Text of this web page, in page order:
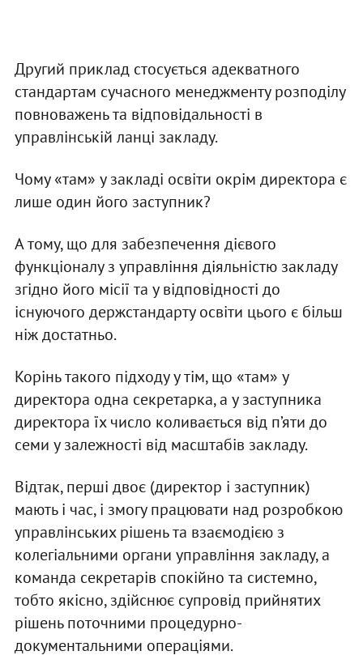
Другий приклад стосується адекватного
стандартам сучасного менеджменту розподілу
повноважень та відповідальності в
управлінській ланці закладу.
Чому «там» у закладі освіти окрім директора є
лише один його заступник?
А тому, що для забезпечення дієвого
функціоналу з управління діяльністю закладу
згідно його місії та у відповідності до
існуючого держстандарту освіти цього є більш
ніж достатньо.
Корінь такого підходу у тім, що «там» у
директора одна секретарка, а у заступника
директора їх число коливається від п’яти до
семи у залежності від масштабів закладу.
Відтак, перші двоє (директор і заступник)
мають і час, і змогу працювати над розробкою
управлінських рішень та взаємодією з
колегіальними органи управління закладу, а
команда секретарів спокійно та системно,
тобто якісно, здійснює супровід прийнятих
рішень поточними процедурно-
документальними операціями.